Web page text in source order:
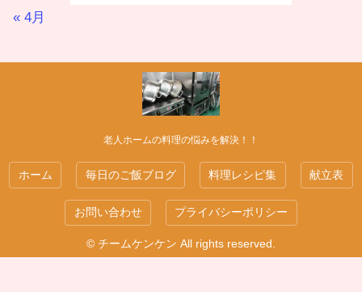
« 4月
老人ホームの料理の悩みを解決！！
ホーム 毎日のご飯ブログ 料理レシピ集 献立表
お問い合わせ プライバシーポリシー
© チームケンケン All rights reserved.